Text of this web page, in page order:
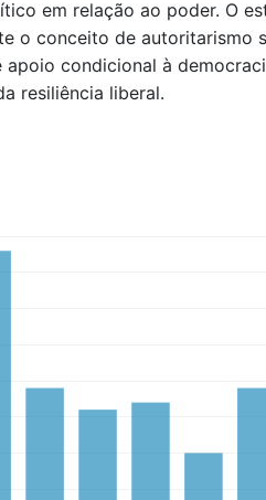
em relação ao poder. O
o conceito de autoritarismo
apoio condicional à
resiliência liberal.